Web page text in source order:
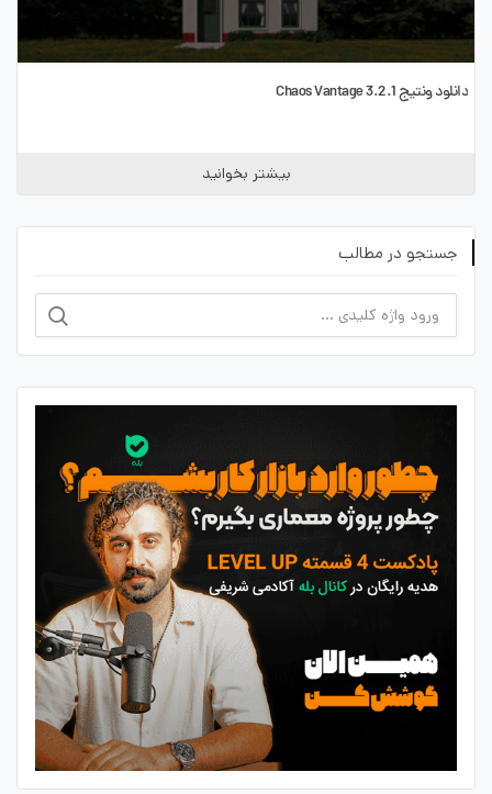
دانلود ونتیج 3.2.1 Chaos Vantage
بیشتر بخوانید
جستجو در مطالب